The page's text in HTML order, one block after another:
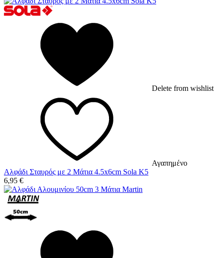
Delete from wishlist
Αγαπημένο
Αλφάδι Σταυρός με 2 Μάτια 4.5x6cm Sola K5
6,95 €